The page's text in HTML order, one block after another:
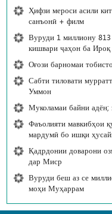
Ҳифзи мероси асили
санъонӣ + филм
Вуруди 1 миллиону
кишвари ҷаҳон ба Ироқ
Оғози барномаи
Сабти тиловати
Уммон
Муколамаи байни адён;
Фаъолияти мавкибҳои
мардумӣ бо ишқи
Қадрдонии доварони
дар Миср
Вуруди беш аз се
моҳи Муҳаррам